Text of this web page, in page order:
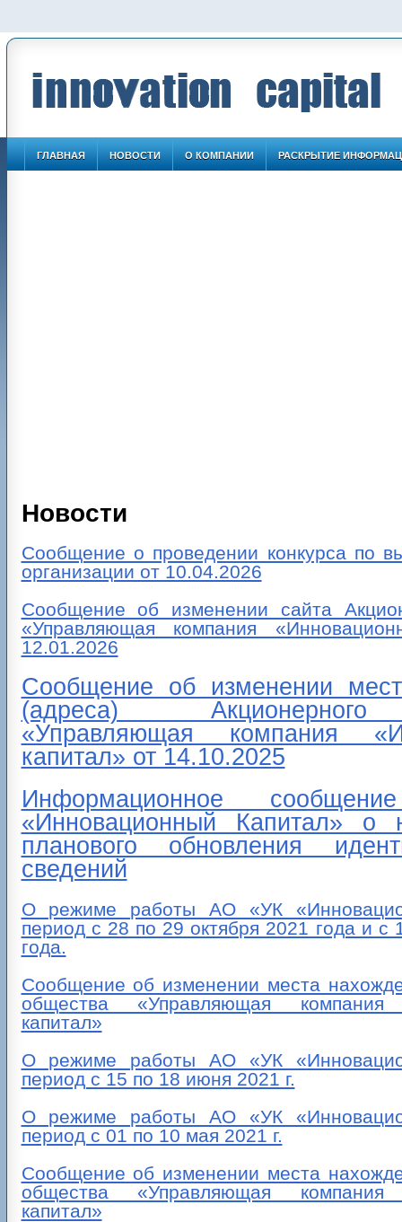
ГЛАВНАЯ НОВОСТИ О КОМПАНИИ РАСКРЫТИЕ
Новости
Сообщение о проведении конкурса по
организации от 10.04.2026
Сообщение об изменении сайта
«Управляющая компания
12.01.2026
Сообщение об изменении
(адреса)
«Управляющая компания
капитал» от 14.10.2025
Информационное
«Инновационный Капитал» о
планового обновления
сведений
О режиме работы АО «УК
период с 28 по 29 октября 2021 года и с
года.
Сообщение об изменении места
общества «Управляющая компания
капитал»
О режиме работы АО «УК
период с 15 по 18 июня 2021 г.
О режиме работы АО «УК
период с 01 по 10 мая 2021 г.
Сообщение об изменении места
общества «Управляющая компания
капитал»